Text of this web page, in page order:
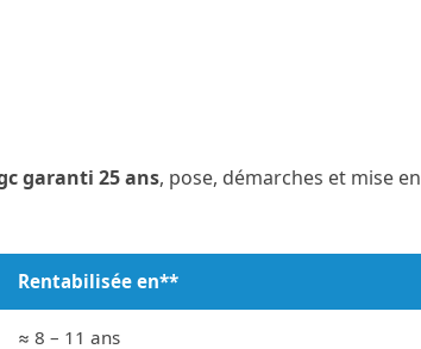
garanti 25 ans, pose, démarches et mise en
Rentabilisée en**
≈ 8 – 11 ans